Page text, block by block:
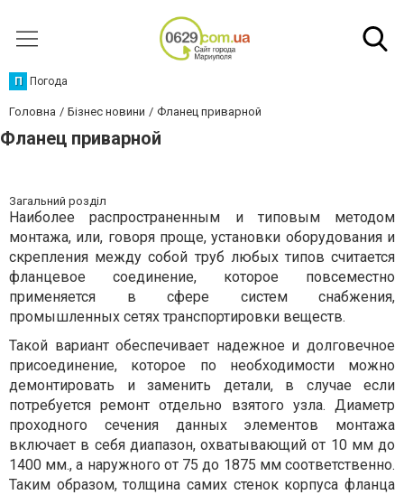
П Погода
Головна Бізнес новини Фланец приварной
Фланец приварной
Загальний розділ
Наиболее распространенным и типовым методом
монтажа, или, говоря проще, установки оборудования и
скрепления между собой труб любых типов считается
фланцевое соединение, которое повсеместно
применяется в сфере систем снабжения,
промышленных сетях транспортировки веществ.
Такой вариант обеспечивает надежное и долговечное
присоединение, которое по необходимости можно
демонтировать и заменить детали, в случае если
потребуется ремонт отдельно взятого узла. Диаметр
проходного сечения данных элементов монтажа
включает в себя диапазон, охватывающий от 10 мм до
1400 мм., а наружного от 75 до 1875 мм соответственно.
Таким образом, толщина самих стенок корпуса фланца